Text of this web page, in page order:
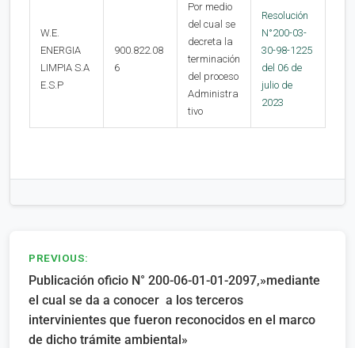
W.E.
ENERGIA
LIMPIA S.A
E.S.P
900.822.08
6
Por medio
del cual se
decreta la
terminación
del proceso
Administra
tivo
Resolución
N°200-03-
30-98-1225
del 06 de
julio de
2023
Navegación
de
entradas
PREVIOUS:
Publicación oficio N° 200-06-01-01-2097,»mediante
el cual se da a conocer a los terceros
intervinientes que fueron reconocidos en el marco
de dicho trámite ambiental»